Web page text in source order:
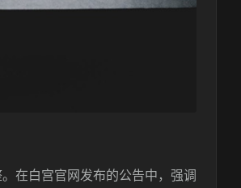
在白宫官网发布的公告中，强调